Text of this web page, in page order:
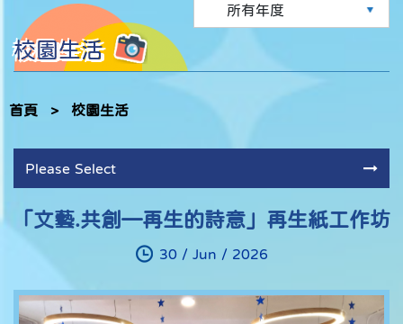
校園生活
首頁 > 校園生活
Please Select
「文藝.共創—再生的詩意」再生紙工作坊
30 / Jun / 2026